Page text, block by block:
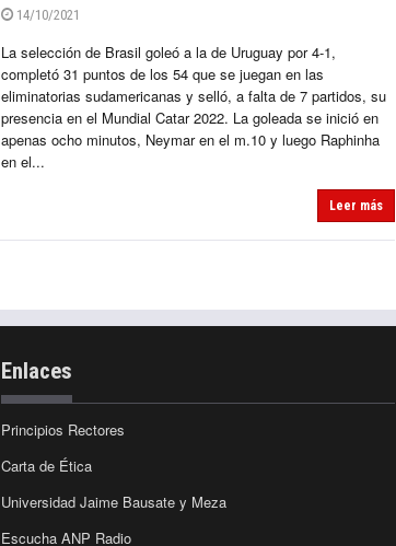
14/10/2021
La selección de Brasil goleó a la de Uruguay por 4-1,
completó 31 puntos de los 54 que se juegan en las
eliminatorias sudamericanas y selló, a falta de 7 partidos, su
presencia en el Mundial Catar 2022. La goleada se inició en
apenas ocho minutos, Neymar en el m.10 y luego Raphinha
en el...
Leer más
Enlaces
Principios Rectores
Carta de Ética
Universidad Jaime Bausate y Meza
Escucha ANP Radio